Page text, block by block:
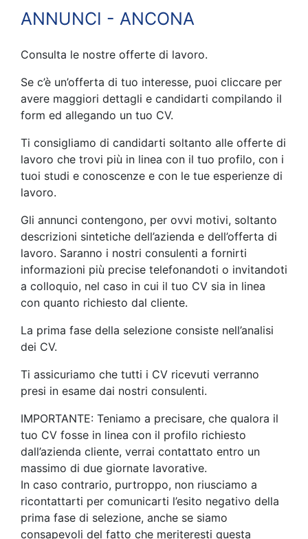
ANNUNCI - ANCONA
Consulta le nostre offerte di lavoro.
Se c’è un’offerta di tuo interesse, puoi cliccare per
avere maggiori dettagli e candidarti compilando il
form ed allegando un tuo CV.
Ti consigliamo di candidarti soltanto alle offerte di
lavoro che trovi più in linea con il tuo profilo, con i
tuoi studi e conoscenze e con le tue esperienze di
lavoro.
Gli annunci contengono, per ovvi motivi, soltanto
descrizioni sintetiche dell’azienda e dell’offerta di
lavoro. Saranno i nostri consulenti a fornirti
informazioni più precise telefonandoti o invitandoti
a colloquio, nel caso in cui il tuo CV sia in linea
con quanto richiesto dal cliente.
La prima fase della selezione consiste nell’analisi
dei CV.
Ti assicuriamo che tutti i CV ricevuti verranno
presi in esame dai nostri consulenti.
IMPORTANTE: Teniamo a precisare, che qualora il
tuo CV fosse in linea con il profilo richiesto
dall’azienda cliente, verrai contattato entro un
massimo di due giornate lavorative.
In caso contrario, purtroppo, non riusciamo a
ricontattarti per comunicarti l’esito negativo della
prima fase di selezione, anche se siamo
consapevoli del fatto che meriteresti questa